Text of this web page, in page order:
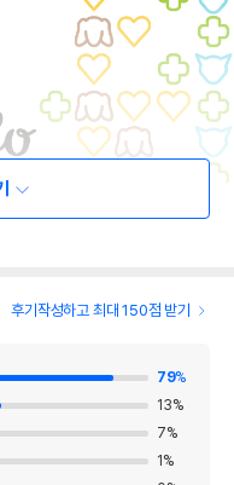
후기작성하고 최대 150점 받기
79%
13%
7%
1 %